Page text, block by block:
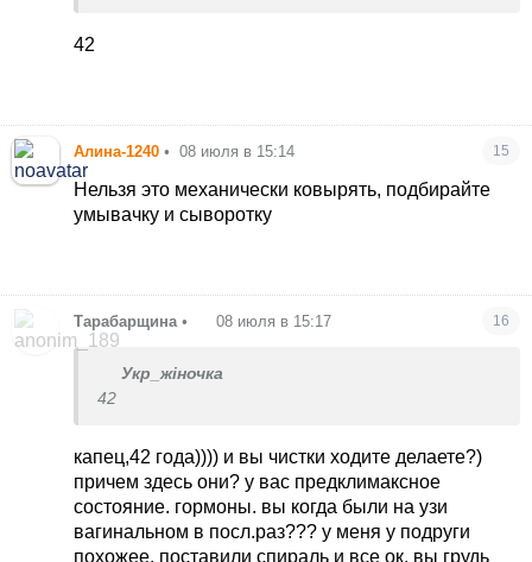
42
Алина-1240 • 08 июля в 15:14 15
Нельзя это механически ковырять, подбирайте
умывачку и сыворотку
Тарабарщина • 08 июля в 15:17 16
Укр_жіночка
42
капец,42 года)))) и вы чистки ходите делаете?)
причем здесь они? у вас предклимаксное
состояние. гормоны. вы когда были на узи
вагинальном в посл.раз??? у меня у подруги
похожее. поставили спираль и все ок. вы грудь